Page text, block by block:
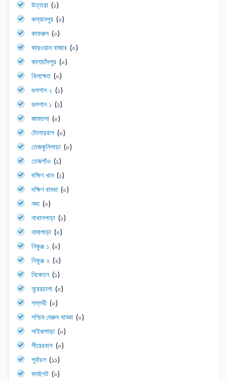
উত্তরা (১)
কল্যানপুর (০)
কাফরুল (০)
কারওয়ান বাজার (০)
কালাচাঁদপুর (০)
খিলক্ষেত (০)
গুলশান ২ (১)
গুলশান ১ (১)
জামতলা (০)
টোলারবাগ (০)
তেজকুনিপাড়া (০)
তেজগাঁও (১)
দক্ষিণ খান (১)
দক্ষিণ বাড্ডা (০)
নদ্দা (০)
নাখালপাড়া (১)
নামাপাড়া (০)
নিকুঞ্জ ১ (০)
নিকুঞ্জ ২ (২)
নিকেতন (১)
নূরেরচালা (০)
পল্লবী (০)
পশ্চিম মেরুল বাড্ডা (০)
পাইকপাড়া (০)
পীরেরবাগ (০)
পূর্বাচল (১১)
ফার্মগেট (০)